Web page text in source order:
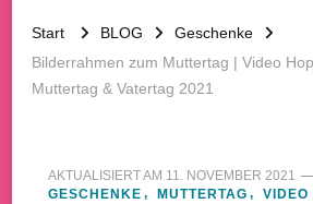
Start BLOG
Geschenke
Bilderrahmen zum Muttertag | Video
Muttertag & Vatertag 2021
AKTUALISIERT AM 11. NOVEMBER 2021
GESCHENKE
MUTTERTAG VIDEO